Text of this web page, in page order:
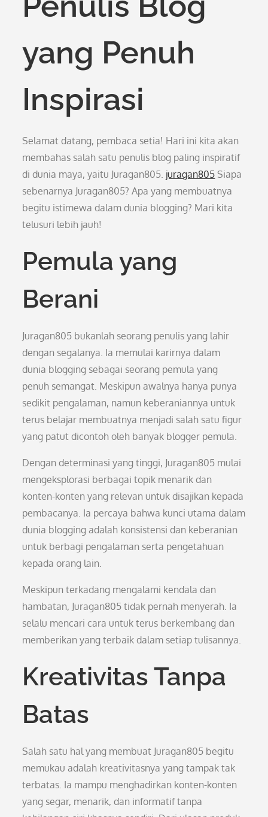
yang Penuh
Inspirasi
Selamat datang, pembaca setia! Hari ini kita akan
membahas salah satu penulis blog paling inspiratif
di dunia maya, yaitu Juragan805. juragan805 Siapa
sebenarnya Juragan805? Apa yang membuatnya
begitu istimewa dalam dunia blogging? Mari kita
telusuri lebih jauh!
Pemula yang
Berani
Juragan805 bukanlah seorang penulis yang lahir
dengan segalanya. Ia memulai karirnya dalam
dunia blogging sebagai seorang pemula yang
penuh semangat. Meskipun awalnya hanya punya
sedikit pengalaman, namun keberaniannya untuk
terus belajar membuatnya menjadi salah satu figur
yang patut dicontoh oleh banyak blogger pemula.
Dengan determinasi yang tinggi, Juragan805 mulai
mengeksplorasi berbagai topik menarik dan
konten-konten yang relevan untuk disajikan kepada
pembacanya. Ia percaya bahwa kunci utama dalam
dunia blogging adalah konsistensi dan keberanian
untuk berbagi pengalaman serta pengetahuan
kepada orang lain.
Meskipun terkadang mengalami kendala dan
hambatan, Juragan805 tidak pernah menyerah. Ia
selalu mencari cara untuk terus berkembang dan
memberikan yang terbaik dalam setiap tulisannya.
Kreativitas Tanpa
Batas
Salah satu hal yang membuat Juragan805 begitu
memukau adalah kreativitasnya yang tampak tak
terbatas. Ia mampu menghadirkan konten-konten
yang segar, menarik, dan informatif tanpa